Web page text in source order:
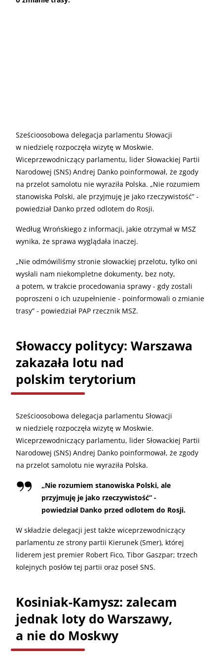
Sześcioosobowa delegacja parlamentu Słowacji
w niedzielę rozpoczęła wizytę w Moskwie.
Wiceprzewodniczący parlamentu, lider Słowackiej Partii
Narodowej (SNS) Andrej Danko poinformował, że zgody
na przelot samolotu nie wyraziła Polska. „Nie rozumiem
stanowiska Polski, ale przyjmuję je jako rzeczywistość” -
powiedział Danko przed odlotem do Rosji.
Według Wrońskiego z informacji, jakie otrzymał w MSZ
wynika, że sprawa wyglądała inaczej.
„Nie odmówiliśmy stronie słowackiej przelotu, tylko oni
wysłali nam niekompletne dokumenty, bez noty,
a potem, w trakcie procedowania sprawy - gdy zostali
poproszeni o ich uzupełnienie - poinformowali o zmianie
trasy” - powiedział PAP rzecznik MSZ.
Słowaccy politycy: Warszawa
zakazała lotu nad
polskim terytorium
Sześcioosobowa delegacja parlamentu Słowacji
w niedzielę rozpoczęła wizytę w Moskwie.
Wiceprzewodniczący parlamentu, lider Słowackiej Partii
Narodowej (SNS) Andrej Danko poinformował, że zgody
na przelot samolotu nie wyraziła Polska.
„Nie rozumiem stanowiska Polski, ale
przyjmuję je jako rzeczywistość” -
powiedział Danko przed odlotem do Rosji.
W składzie delegacji jest także wiceprzewodniczący
parlamentu ze strony partii Kierunek (Smer), której
liderem jest premier Robert Fico, Tibor Gaszpar; trzech
kolejnych posłów tej partii oraz poseł SNS.
Kosiniak-Kamysz: zalecam
jednak loty do Warszawy,
a nie do Moskwy